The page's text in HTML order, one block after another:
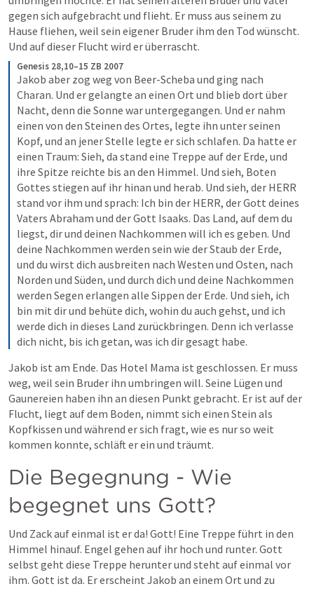
gegen sich aufgebracht und flieht. Er muss aus seinem zu
Hause fliehen, weil sein eigener Bruder ihm den Tod wünscht.
Und auf dieser Flucht wird er überrascht.
Genesis 28,10–15 ZB 2007
Jakob aber zog weg von Beer-Scheba und ging nach
Charan. Und er gelangte an einen Ort und blieb dort über
Nacht, denn die Sonne war untergegangen. Und er nahm
einen von den Steinen des Ortes, legte ihn unter seinen
Kopf, und an jener Stelle legte er sich schlafen. Da hatte er
einen Traum: Sieh, da stand eine Treppe auf der Erde, und
ihre Spitze reichte bis an den Himmel. Und sieh, Boten
Gottes stiegen auf ihr hinan und herab. Und sieh, der HERR
stand vor ihm und sprach: Ich bin der HERR, der Gott deines
Vaters Abraham und der Gott Isaaks. Das Land, auf dem du
liegst, dir und deinen Nachkommen will ich es geben. Und
deine Nachkommen werden sein wie der Staub der Erde,
und du wirst dich ausbreiten nach Westen und Osten, nach
Norden und Süden, und durch dich und deine Nachkommen
werden Segen erlangen alle Sippen der Erde. Und sieh, ich
bin mit dir und behüte dich, wohin du auch gehst, und ich
werde dich in dieses Land zurückbringen. Denn ich verlasse
dich nicht, bis ich getan, was ich dir gesagt habe.
Jakob ist am Ende. Das Hotel Mama ist geschlossen. Er muss
weg, weil sein Bruder ihn umbringen will. Seine Lügen und
Gaunereien haben ihn an diesen Punkt gebracht. Er ist auf der
Flucht, liegt auf dem Boden, nimmt sich einen Stein als
Kopfkissen und während er sich fragt, wie es nur so weit
kommen konnte, schläft er ein und träumt.
Die Begegnung - Wie
begegnet uns Gott?
Und Zack auf einmal ist er da! Gott! Eine Treppe führt in den
Himmel hinauf. Engel gehen auf ihr hoch und runter. Gott
selbst geht diese Treppe herunter und steht auf einmal vor
ihm. Gott ist da. Er erscheint Jakob an einem Ort und zu